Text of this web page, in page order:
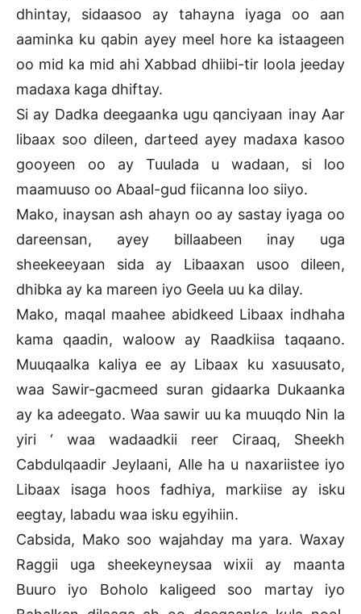
dhintay, sidaasoo ay tahayna iyaga oo aan
aaminka ku qabin ayey meel hore ka istaageen
oo mid ka mid ahi Xabbad dhiibi-tir loola jeeday
madaxa kaga dhiftay.
Si ay Dadka deegaanka ugu qanciyaan inay Aar
libaax soo dileen, darteed ayey madaxa kasoo
gooyeen oo ay Tuulada u wadaan, si loo
maamuuso oo Abaal-gud fiicanna loo siiyo.
Mako, inaysan ash ahayn oo ay sastay iyaga oo
dareensan, ayey billaabeen inay uga
sheekeeyaan sida ay Libaaxan usoo dileen,
dhibka ay ka mareen iyo Geela uu ka dilay.
Mako, maqal maahee abidkeed Libaax indhaha
kama qaadin, waloow ay Raadkiisa taqaano.
Muuqaalka kaliya ee ay Libaax ku xasuusato,
waa Sawir-gacmeed suran gidaarka Dukaanka
ay ka adeegato. Waa sawir uu ka muuqdo Nin la
yiri ‘ waa wadaadkii reer Ciraaq, Sheekh
Cabdulqaadir Jeylaani, Alle ha u naxariistee iyo
Libaax isaga hoos fadhiya, markiise ay isku
eegtay, labadu waa isku egyihiin.
Cabsida, Mako soo wajahday ma yara. Waxay
Raggii uga sheekeyneysaa wixii ay maanta
Buuro iyo Boholo kaligeed soo martay iyo